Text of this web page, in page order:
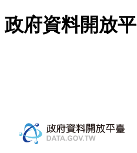
跳至主要內容
政府資料開放